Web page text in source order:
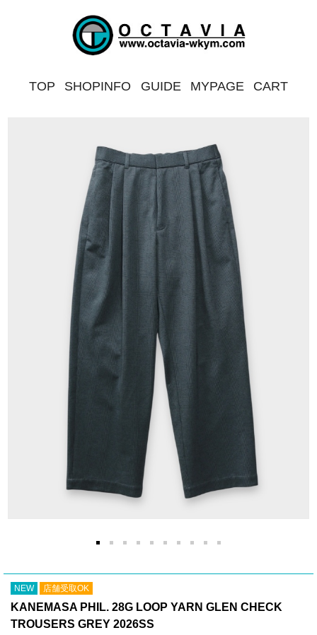
TOP SHOPINFO GUIDE MYPAGE CART
NEW 店舗受取OK
KANEMASA PHIL. 28G LOOP YARN GLEN CHECK
TROUSERS GREY 2026SS